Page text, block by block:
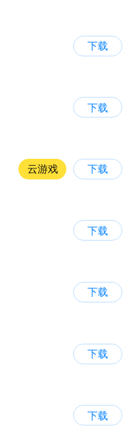
下载
下载
云游戏 下载
下载
下载
下载
下载